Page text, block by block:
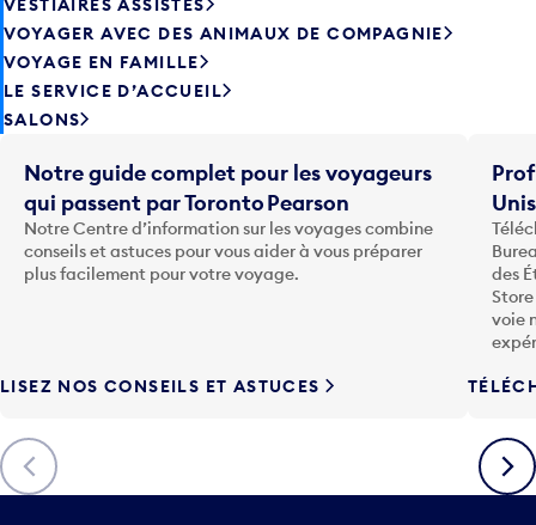
VOYAGER AVEC DES ANIMAUX DE COMPAGNIE
VOYAGE EN FAMILLE
LE SERVICE D’ACCUEIL
SALONS
Précédent
Notre guide complet pour les voyageurs
qui passent par Toronto Pearson
Notre Centre d’information sur les voyages combine
conseils et astuces pour vous aider à vous préparer
plus facilement pour votre voyage.
LISEZ NOS CONSEILS ET ASTUCES
des
voie